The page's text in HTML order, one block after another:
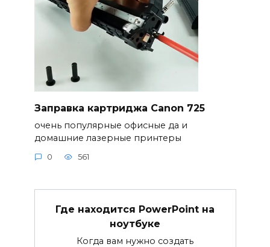
Заправка картриджа Canon 725
очень популярные офисные да и
домашние лазерные принтеры
0 561
Где находится PowerPoint на
ноутбуке
Когда вам нужно создать